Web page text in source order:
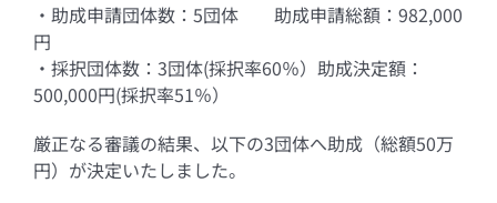
・助成申請団体数：5団体 助成申請総額：982,000
円
・採択団体数：3団体(採択率60％）助成決定額：
500,000円(採択率51％）
厳正なる審議の結果、以下の3団体へ助成（総額50万
円）が決定いたしました。